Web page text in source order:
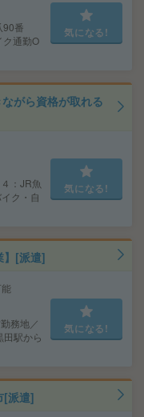
90番
ク通勤O
気になる!
がら資格が取れる
：JR魚
ク・自
気になる!
】[派遣]
務地／
駅から
気になる!
[派遣]